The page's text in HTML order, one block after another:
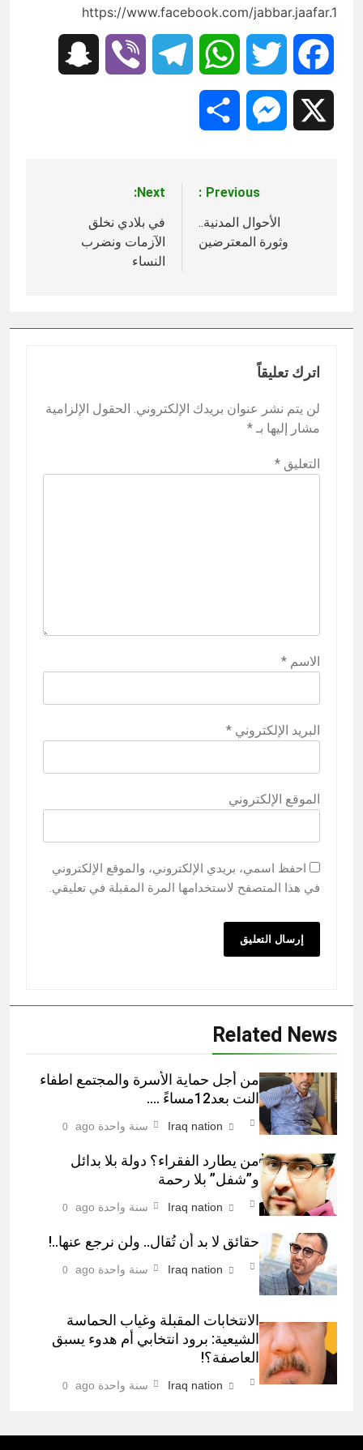
https://www.facebook.com/jabbar.jaafar.1
Facebook
Twitter
WhatsApp
Telegram
Viber
Messenger
المقالات
Previous:
الأحوال المدنية..
وثورة المعترضين
Next:
في بلادي نخلق
الآزمات ونضرب
النساء
اترك تعليقاً
لن يتم نشر عنوان بريدك الإلكتروني. الحقول الإلزامية
مشار إليها بـ *
التعليق *
الاسم *
البريد الإلكتروني *
الموقع الإلكتروني
احفظ اسمي، بريدي الإلكتروني، والموقع الإلكتروني
في هذا المتصفح لاستخدامها المرة المقبلة في تعليقي.
Related News
من أجل حماية الأسرة والمجتمع اطفاء
النت بعد12مساءً ….
Iraq nation سنة واحدة ago 0
من يطارد الفقراء؟ دولة بلا بدائل
و”شفل” بلا رحمة
Iraq nation سنة واحدة ago 0
حقائق لا بد أن تُقال.. ولن نرجع عنها..!
Iraq nation سنة واحدة ago 0
الانتخابات المقبلة وغياب الحماسة
الشيعية: برود انتخابي أم هدوء يسبق
العاصفة؟!
Iraq nation سنة واحدة ago 0